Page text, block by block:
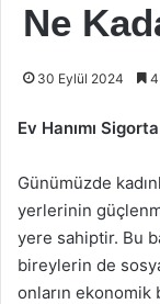
Ne
30 Eylül 2024
Ev Hanımı
Günümüzde
yerlerinin
yere sahiptir. Bu
bireylerin de
onların ekonomik